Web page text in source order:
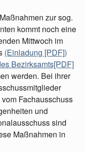
zur sog.
kommt noch eine
Mittwoch im
(Einladung [PDF])
Bezirksamts[PDF]
werden. Bei ihrer
Fachausschuss
und
sind
Maßnahmen in